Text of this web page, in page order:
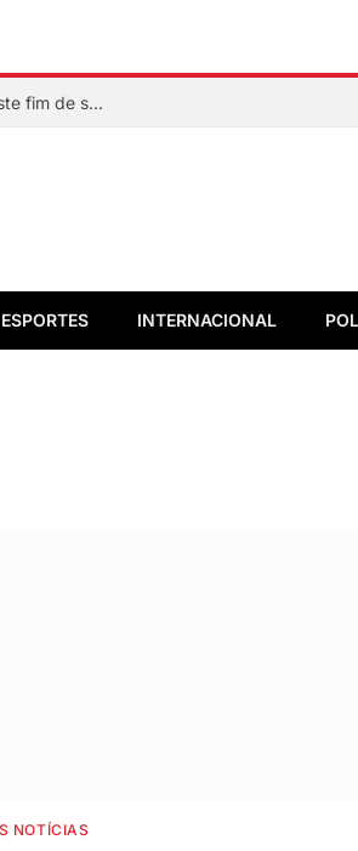
Veja quais praias de Salvador devem ser evitadas neste fim de semana
ESPORTES INTERNACIONAL
NOTÍCIAS